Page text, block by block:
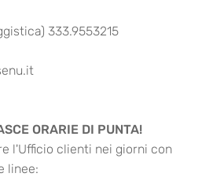
333.9553215
ORARIE DI PUNTA!
l'Ufficio clienti nei giorni con
linee: